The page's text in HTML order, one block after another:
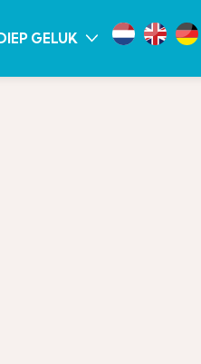
GELUK